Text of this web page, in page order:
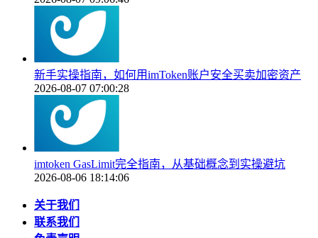
新手实操指南，如何用imToken账户安全买卖加密资产
2026-08-07 07:00:28
imtoken GasLimit完全指南，从基础概念到实操避坑
2026-08-06 18:14:06
关于我们
联系我们